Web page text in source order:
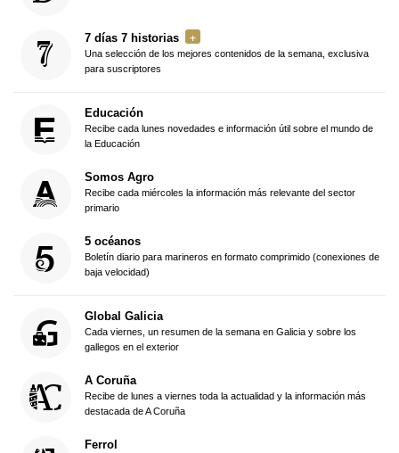
7 días 7 historias
Una selección de los mejores contenidos de la semana, exclusiva
para suscriptores
Educación
Recibe cada lunes novedades e información útil sobre el mundo de
la Educación
Somos Agro
Recibe cada miércoles la información más relevante del sector
primario
5 océanos
Boletín diario para marineros en formato comprimido (conexiones de
baja velocidad)
Global Galicia
Cada viernes, un resumen de la semana en Galicia y sobre los
gallegos en el exterior
A Coruña
Recibe de lunes a viernes toda la actualidad y la información más
destacada de A Coruña
Ferrol